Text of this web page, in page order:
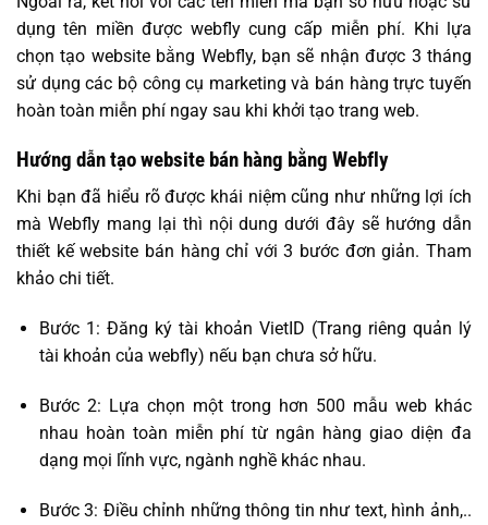
dụng tên miền được webfly cung cấp miễn phí. Khi lựa
chọn tạo website bằng Webfly, bạn sẽ nhận được 3 tháng
sử dụng các bộ công cụ marketing và bán hàng trực tuyến
hoàn toàn miễn phí ngay sau khi khởi tạo trang web.
Hướng dẫn tạo website bán hàng bằng Webfly
Khi bạn đã hiểu rõ được khái niệm cũng như những lợi ích
mà Webfly mang lại thì nội dung dưới đây sẽ hướng dẫn
thiết kế website bán hàng chỉ với 3 bước đơn giản. Tham
khảo chi tiết.
Bước 1: Đăng ký tài khoản VietID (Trang riêng quản lý
tài khoản của webfly) nếu bạn chưa sở hữu.
Bước 2: Lựa chọn một trong hơn 500 mẫu web khác
nhau hoàn toàn miễn phí từ ngân hàng giao diện đa
dạng mọi lĩnh vực, ngành nghề khác nhau.
Bước 3: Điều chỉnh những thông tin như text, hình ảnh,..